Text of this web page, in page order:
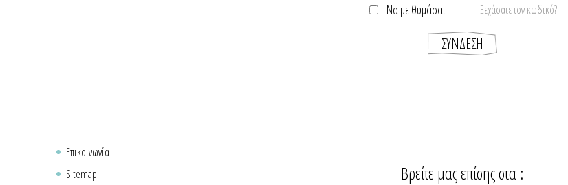
Να με θυμάσαι
Ξεχάσατε τον κωδικό?
Επικοινωνία
Sitemap
Βρείτε μας επίσης στα :